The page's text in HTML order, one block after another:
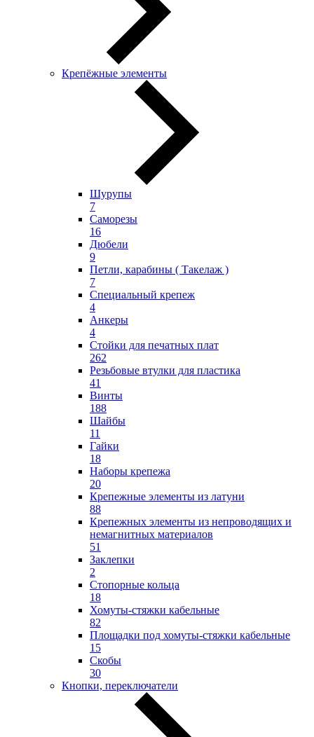
Крепёжные элементы
Шурупы
7
Саморезы
16
Дюбели
9
Петли, карабины ( Такелаж )
7
Специальный крепеж
4
Анкеры
4
Стойки для печатных плат
262
Резьбовые втулки для пластика
41
Винты
188
Шайбы
11
Гайки
18
Наборы крепежа
20
Крепежные элементы из латуни
88
Крепежных элементы из непроводящих и
немагнитных материалов
51
Заклепки
2
Стопорные кольца
18
Хомуты-стяжки кабельные
82
Площадки под хомуты-стяжки кабельные
15
Скобы
30
Кнопки, переключатели